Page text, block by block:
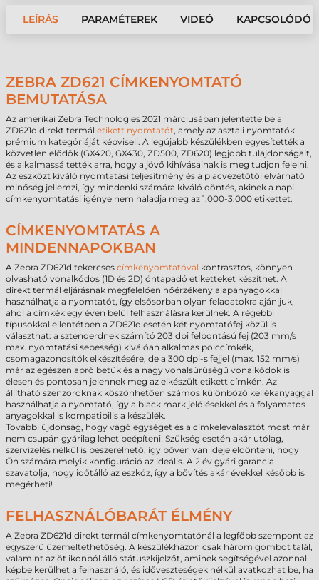
LEÍRÁS PARAMÉTEREK VIDEÓ KAPCSOLÓDÓ
ZEBRA ZD621 CÍMKENYOMTATÓ
BEMUTATÁSA
Az amerikai Zebra Technologies 2021 márciusában jelentette be a
ZD621d direkt termál etikett nyomtatót, amely az asztali nyomtatók
prémium kategóriáját képviseli. A legújabb készülékben egyesítették a
közvetlen elődök (GX420, GX430, ZD500, ZD620) legjobb tulajdonságait,
és alkalmassá tették arra, hogy a jövő kihívásainak is meg tudjon felelni.
Az eszközt kiváló nyomtatási teljesítmény és a piacvezetőtől elvárható
minőség jellemzi, így mindenki számára kiváló döntés, akinek a napi
címkenyomtatási igénye nem haladja meg az 1.000-3.000 etikettet.
CÍMKENYOMTATÁS A
MINDENNAPOKBAN
A Zebra ZD621d tekercses címkenyomtatóval kontrasztos, könnyen
olvasható vonalkódos (1D és 2D) öntapadó etiketteket készíthet. A
direkt termál eljárásnak megfelelően hőérzékeny alapanyagokkal
használhatja a nyomtatót, így elsősorban olyan feladatokra ajánljuk,
ahol a címkék egy éven belül felhasználásra kerülnek. A régebbi
típusokkal ellentétben a ZD621d esetén két nyomtatófej közül is
választhat: a sztenderdnek számító 203 dpi felbontású fej (203 mm/s
max. nyomtatási sebesség) kiválóan alkalmas polccímkék,
csomagazonosítók elkészítésére, de a 300 dpi-s fejjel (max. 152 mm/s)
már az egészen apró betűk és a nagy vonalsűrűségű vonalkódok is
élesen és pontosan jelennek meg az elkészült etikett címkén. Az
állítható szenzoroknak köszönhetően számos különböző kellékanyaggal
használhatja a nyomtató, így a black mark jelölésekkel és a folyamatos
anyagokkal is kompatibilis a készülék.
További újdonság, hogy vágó egységet és a címkeleválasztót most már
nem csupán gyárilag lehet beépíteni! Szükség esetén akár utólag,
szervizelés nélkül is beszerelhető, így bőven van ideje eldönteni, hogy
Ön számára melyik konfiguráció az ideális. A 2 év gyári garancia
szavatolja, hogy időtálló az eszköz, így a bővítés akár évekkel később is
megérheti!
FELHASZNÁLÓBARÁT ÉLMÉNY
A Zebra ZD621d direkt termál címkenyomtatónál a legfőbb szempont az
egyszerű üzemeltethetőség. A készülékházon csak három gombot talál,
valamint az öt ikonból álló státuszkijelzőt, aminek segítségével azonnal
képbe kerülhet a felhasználó, és időveszteségek nélkül avatkozhat be, ha